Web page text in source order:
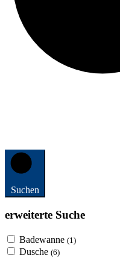
Suchen
erweiterte Suche
Badewanne (1)
Dusche (6)